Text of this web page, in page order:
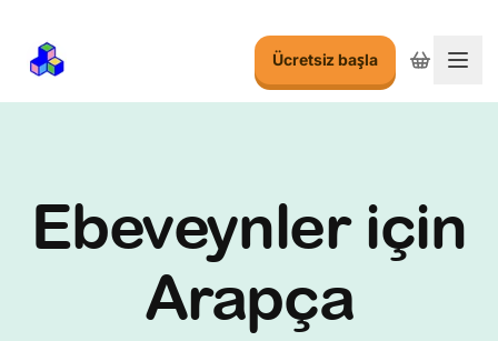
Ücretsiz başla
Ebeveynler için
Arapça